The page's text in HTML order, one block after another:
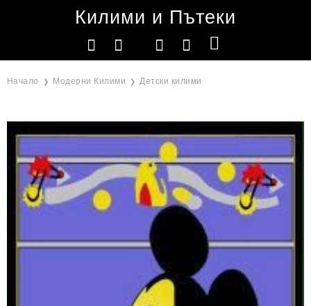
Килими и Пътеки
Начало Модерни Килими Детски килими